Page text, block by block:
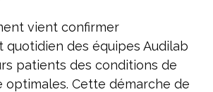
vient confirmer
quotidien des équipes Audilab
patients des conditions de
optimales. Cette démarche de